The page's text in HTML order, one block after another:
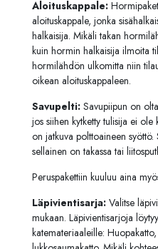
Aloituskappale:
aloituskappale, jonka
halkaisija. Mikäli takan
kuin hormin halkaisija ilmoita
hormilähdön ulkomitta niin
oikean aloituskappaleen.
Savupelti: Savupiipun on
jos siihen kytketty tulisija ei ole
on jatkuva polttoaineen
sellainen on takassa tai
Peruspakettiin kuuluu aina
Läpivientisarja: Valitse
mukaan. Läpivientisarjoja
katemateriaaleille: